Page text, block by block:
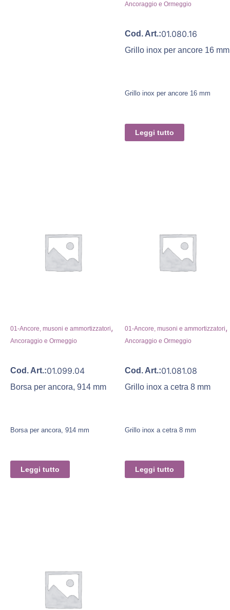
Ancoraggio e Ormeggio
Cod. Art.:01.080.16
Grillo inox per ancore 16 mm
Grillo inox per ancore 16 mm
Leggi tutto
01-Ancore, musoni e ammortizzatori,
Ancoraggio e Ormeggio
Cod. Art.:01.099.04
Borsa per ancora, 914 mm
Borsa per ancora, 914 mm
Leggi tutto
01-Ancore, musoni e ammortizzatori,
Ancoraggio e Ormeggio
Cod. Art.:01.081.08
Grillo inox a cetra 8 mm
Grillo inox a cetra 8 mm
Leggi tutto